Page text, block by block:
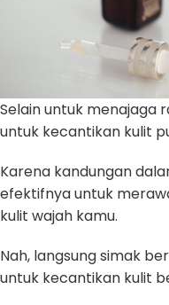
Selain untuk menajaga
untuk kecantikan kulit
Karena kandungan
efektifnya untuk
kulit wajah kamu.
Nah, langsung simak
untuk kecantikan kulit